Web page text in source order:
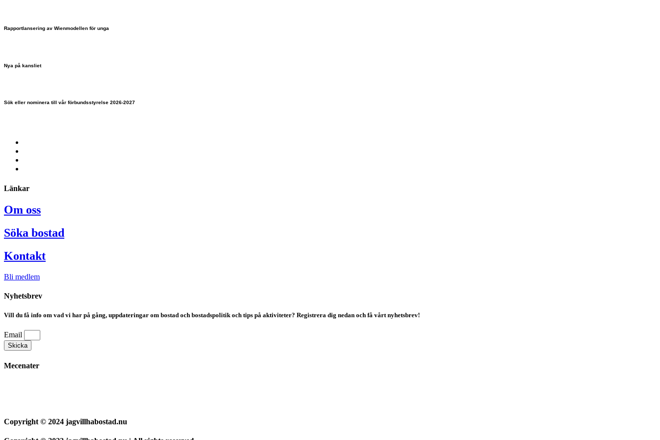
Rapportlansering av Wienmodellen för unga
Nya på kansliet
Sök eller nominera till vår förbundsstyrelse 2026-2027
Länkar
Om oss
Söka bostad
Kontakt
Bli medlem
Nyhetsbrev
Vill du få info om vad vi har på gång, uppdateringar om bostad och bostadspolitik och tips på aktiviteter? Registrera dig nedan och få vårt nyhetsbrev!
Email
Skicka
Mecenater
Copyright © 2024 jagvillhabostad.nu